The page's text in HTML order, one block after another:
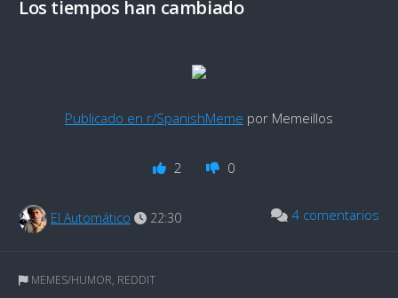
Los tiempos han cambiado
Publicado en r/SpanishMeme por Memeillos
2 0
El Automático 22:30 4 comentarios
MEMES/HUMOR, REDDIT